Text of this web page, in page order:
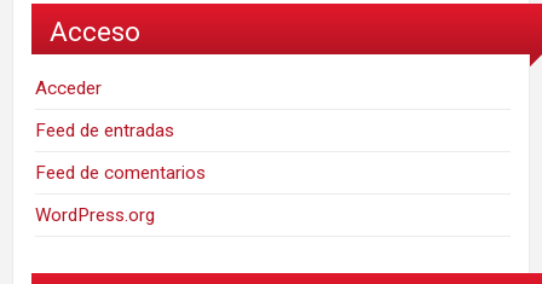
Acceso
Acceder
Feed de entradas
Feed de comentarios
WordPress.org